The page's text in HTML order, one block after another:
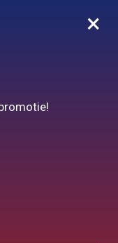
0
DJINN-code10
×